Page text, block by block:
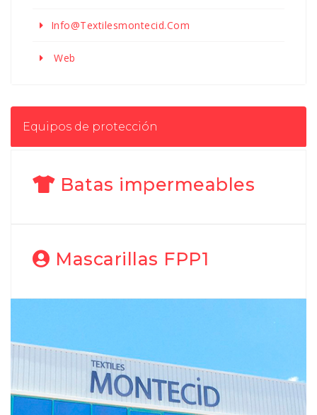
Info@textilesmontecid.com
Web
Equipos de protección
Batas impermeables
Mascarillas FPP1